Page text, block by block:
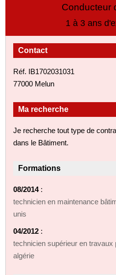
Conducteur
1 à 3 ans
Contact
Réf. IB1702031031
77000 Melun
Ma recherche
Je recherche tout type de
dans le Bâtiment.
Formations
08/2014:
technicien en maintenance
unis
04/2012 :
technicien supérieur en travaux
algérie